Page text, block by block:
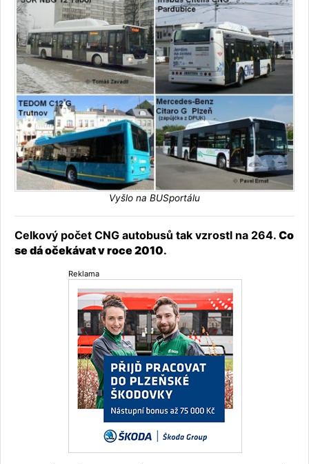
Vyšlo na BUSportálu
Celkový počet CNG autobusů tak vzrostl na 264. Co
se dá očekávat v roce 2010.
Reklama